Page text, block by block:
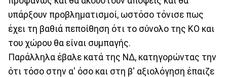
υπάρξουν προβληματισμοί, ωστόσο τόνισε πως
έχει τη βαθιά πεποίθηση ότι το σύνολο της ΚΟ και
του χώρου θα είναι συμπαγής.
Παράλληλα έβαλε κατά της ΝΔ, κατηγορώντας την
ότι τόσο στην α' όσο και στη β' αξιολόγηση έπαιζε